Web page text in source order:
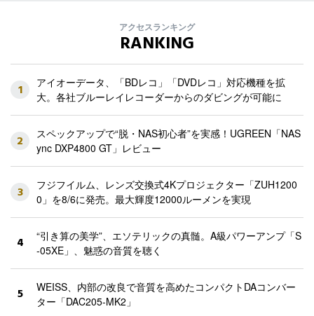
アクセスランキング
RANKING
1
アイオーデータ、「BDレコ」「DVDレコ」対応機種を拡
大。各社ブルーレイレコーダーからのダビングが可能に
2
スペックアップで“脱・NAS初心者”を実感！UGREEN「NAS
ync DXP4800 GT」レビュー
3
フジフイルム、レンズ交換式4Kプロジェクター「ZUH1200
0」を8/6に発売。最大輝度12000ルーメンを実現
4
“引き算の美学”、エソテリックの真髄。A級パワーアンプ「S
-05XE」、魅惑の音質を聴く
5
WEISS、内部の改良で音質を高めたコンパクトDAコンバー
ター「DAC205-MK2」